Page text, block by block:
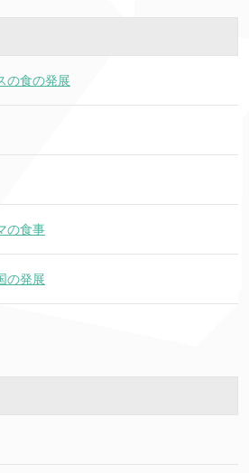
の食の発展
の食事
の発展